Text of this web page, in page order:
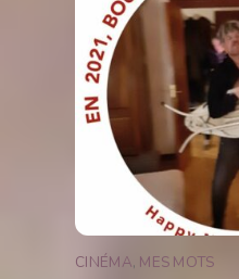
CINÉMA, MES MOTS